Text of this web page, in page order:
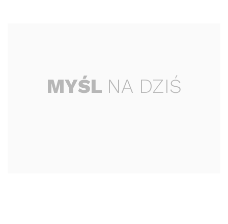
MYŚL NA DZIŚ